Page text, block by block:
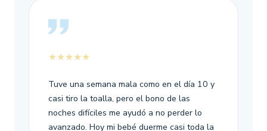
★★★★★
Tuve una semana mala como en el día 10 y
casi tiro la toalla, pero el bono de las
noches difíciles me ayudó a no perder lo
avanzado. Hoy mi bebé duerme casi toda la